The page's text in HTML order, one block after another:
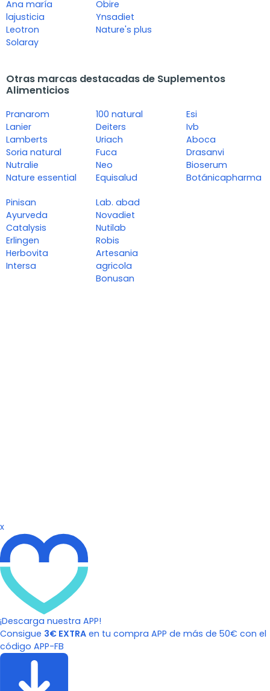
Ana maría
lajusticia
Leotron
Solaray
Obire
Ynsadiet
Nature's plus
Otras marcas destacadas de Suplementos
Alimenticios
Pranarom
Lanier
Lamberts
Soria natural
Nutralie
Nature essential
100 natural
Deiters
Uriach
Fuca
Neo
Equisalud
Esi
Ivb
Aboca
Drasanvi
Bioserum
Botánicapharma
Pinisan
Ayurveda
Catalysis
Erlingen
Herbovita
Intersa
Lab. abad
Novadiet
Nutilab
Robis
Artesania
agricola
Bonusan
x
¡Descarga nuestra APP!
Consigue 3€ EXTRA en tu compra APP de más de 50€ con el
código APP-FB